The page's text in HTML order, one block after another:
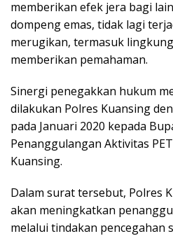
memberikan efek jera bagi
dompeng emas, tidak lagi
merugikan, termasuk
memberikan pemahaman.
Sinergi penegakkan hukum
dilakukan Polres Kuansing
pada Januari 2020 kepada
Penanggulangan Aktivitas
Kuansing.
Dalam surat tersebut, Polres
akan meningkatkan
melalui tindakan pencegahan